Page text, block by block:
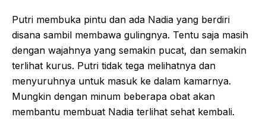
Putri membuka pintu dan ada Nadia yang berdiri
disana sambil membawa gulingnya. Tentu saja masih
dengan wajahnya yang semakin pucat, dan semakin
terlihat kurus. Putri tidak tega melihatnya dan
menyuruhnya untuk masuk ke dalam kamarnya.
Mungkin dengan minum beberapa obat akan
membantu membuat Nadia terlihat sehat kembali.